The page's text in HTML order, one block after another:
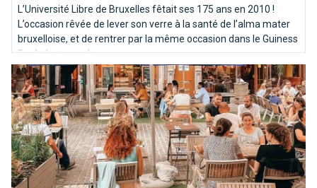
L’Université Libre de Bruxelles fêtait ses 175 ans en 2010 !
L’occasion rêvée de lever son verre à la santé de l’alma mater
bruxelloise, et de rentrer par la même occasion dans le Guiness
Book des records.
Longue vie aux extensions de terrasses à Bruxelles!